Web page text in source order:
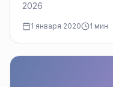
2026
1 января 2020 1 мин